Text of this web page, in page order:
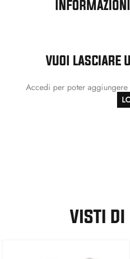
VUOI LASCIARE
Accedi per poter
VISTI DI